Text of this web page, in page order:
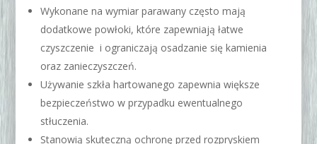
Wykonane na wymiar parawany często mają
dodatkowe powłoki, które zapewniają łatwe
czyszczenie i ograniczają osadzanie się kamienia
oraz zanieczyszczeń.
Używanie szkła hartowanego zapewnia większe
bezpieczeństwo w przypadku ewentualnego
stłuczenia.
Stanowią skuteczną ochronę przed rozpryskiem